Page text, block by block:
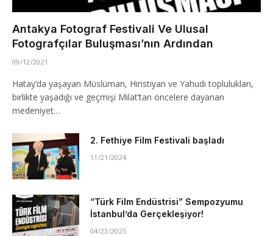
Antakya Fotograf Festivali Ve Ulusal
Fotografçılar Buluşması’nın Ardından
09/12/2021
Hatay’da yaşayan Müslüman, Hıristiyan ve Yahudi toplulukları,
birlikte yaşadığı ve geçmişi Milat’tan öncelere dayanan
medeniyet…
2. Fethiye Film Festivali başladı
11/21/2024
“Türk Film Endüstrisi” Sempozyumu
İstanbul’da Gerçekleşiyor!
04/23/2025